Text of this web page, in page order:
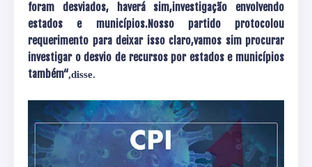
foram desviados, haverá sim,investigação envolvendo
estados e municípios.Nosso partido protocolou
requerimento para deixar isso claro,vamos sim procurar
investigar o desvio de recursos por estados e municípios
também“,disse.